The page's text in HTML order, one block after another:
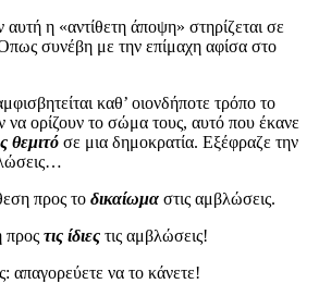
αυτή η «αντίθετη άποψη» στηρίζεται σε
Όπως συνέβη με την επίμαχη αφίσα στο
καθ’ οιονδήποτε τρόπο το
να ορίζουν το σώμα τους, αυτό που έκανε
θεμιτό σε μια δημοκρατία. Εξέφραζε την
προς το δικαίωμα στις αμβλώσεις.
προς τις ίδιες τις αμβλώσεις!
απαγορεύετε να το κάνετε!